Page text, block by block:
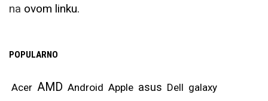
na ovom linku.
POPULARNO
Acer AMD Android Apple asus Dell galaxy